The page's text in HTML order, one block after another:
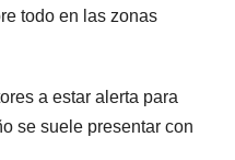
todo en las zonas
a estar alerta para
se suele presentar con